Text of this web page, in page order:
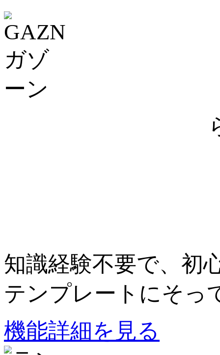
知識経験不要で、
テンプレートにそっ
機能詳細を見る